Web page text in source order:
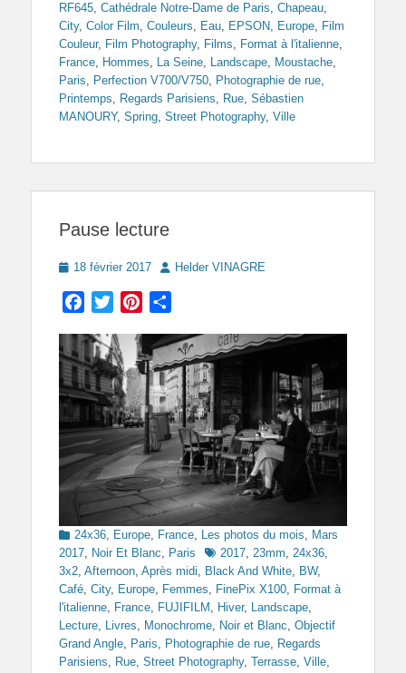
RF645, Cathédrale Notre-Dame de Paris, Chapeau,
City, Color Film, Couleurs, Eau, EPSON, Europe, Film
Couleur, Film Photography, Films, Format à l'italienne,
France, Hommes, La Seine, Landscape, Moustache,
Paris, Perfection V700/V750, Photographie de rue,
Printemps, Regards Parisiens, Rue, Sébastien
MANOURY, Spring, Street Photography, Ville
Pause lecture
Posted
18 février 2017 AuthorHelder VINAGRE
Facebook
TwitterPinterest
Categories
24x36 Europe France Les photos du mois
Mars
2017 Noir Et Blanc Paris Tags2017 23mm 24x36
3x2 Afternoon Après midi Black And White BW,
Café City, Europe Femmes FinePix X100 Format à
l'italienne France FUJIFILM Hiver, Landscape
Lecture Livres Monochrome Noir et Blanc Objectif
Grand Angle Paris Photographie de rue Regards
Parisiens
Rue Street Photography, Terrasse Ville